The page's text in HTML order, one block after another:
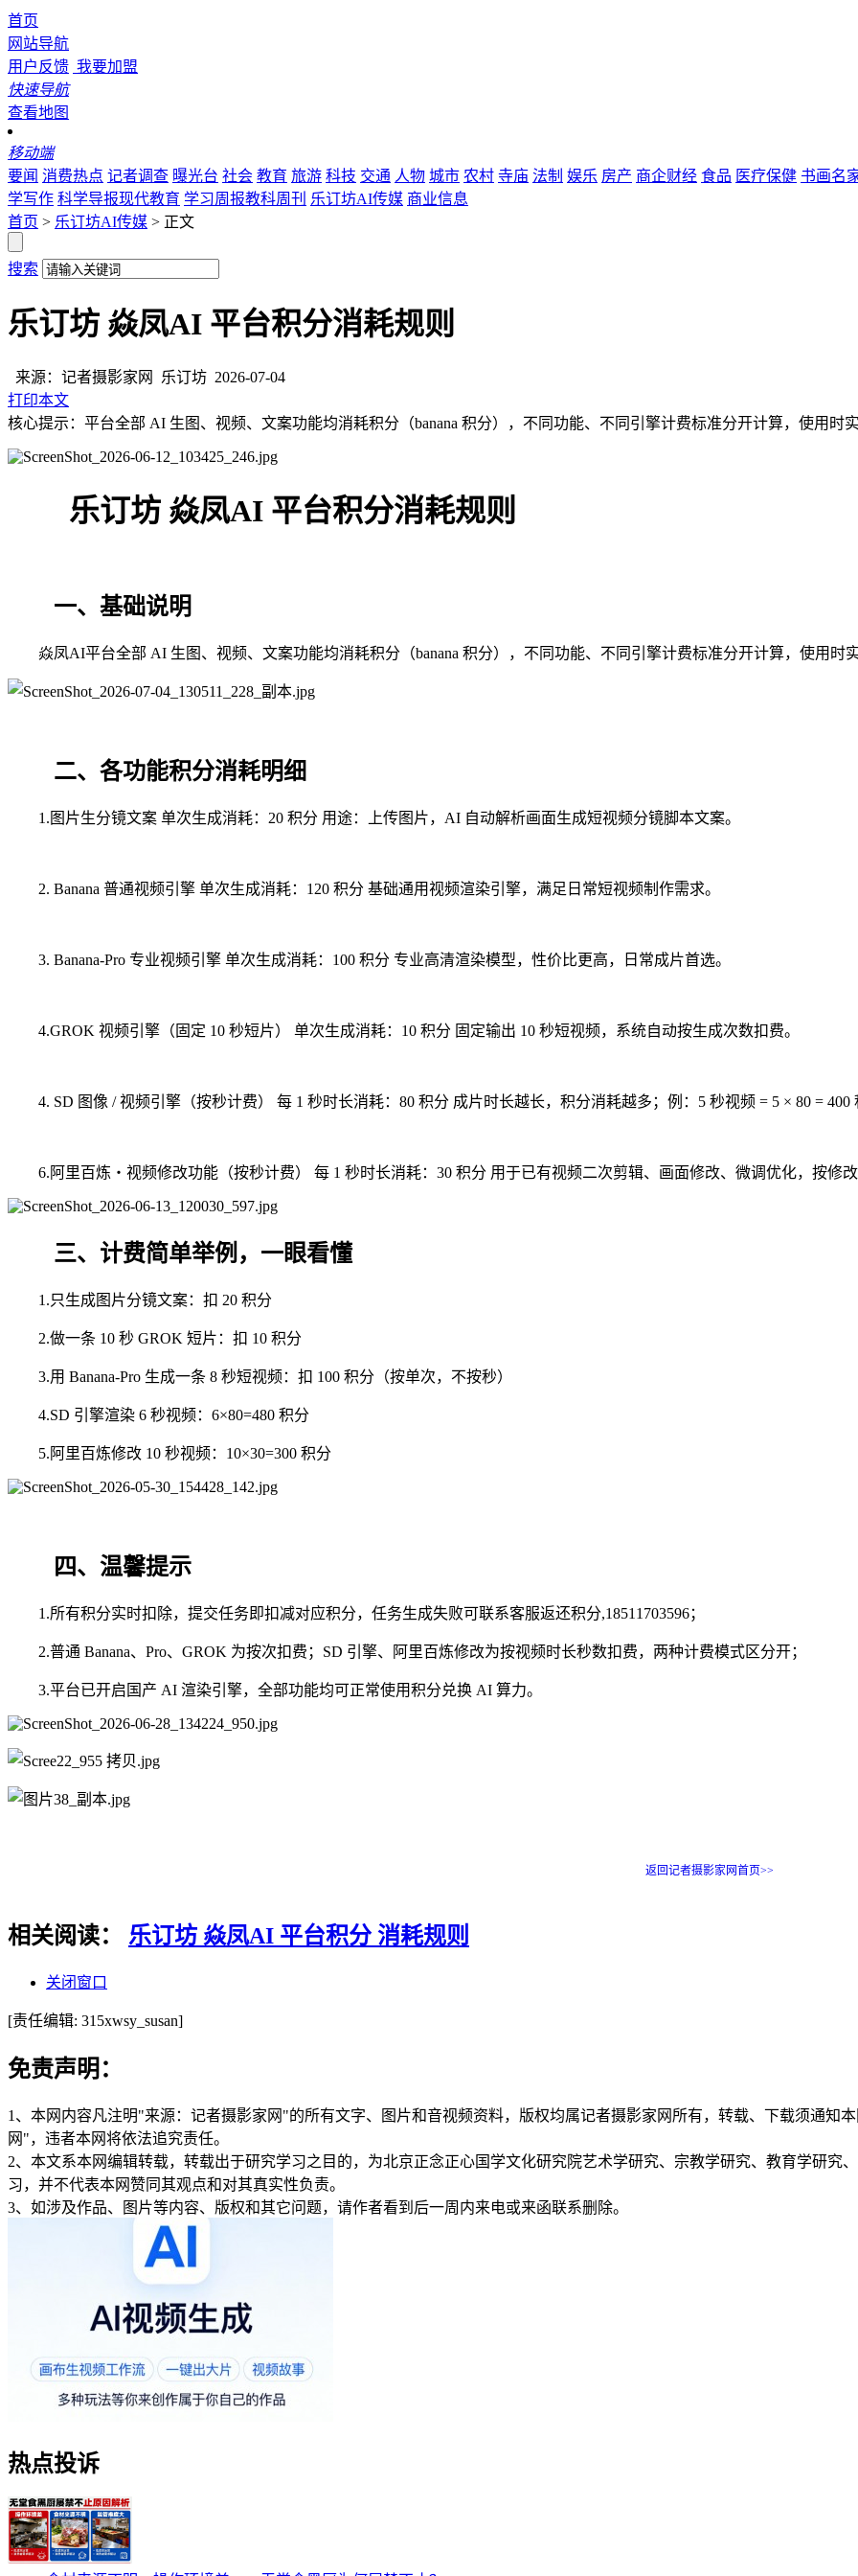
首页
网站导航
用户反馈 我要加盟
快速导航
查看地图
移动端
要闻 消费热点 记者调查 曝光台 社会 教育 旅游 科技 交通 人物 城市 农村 寺庙 法制 娱乐 房产 商企财经 食品 医疗保健 书画名
学写作 科学导报现代教育 学习周报教科周刊 乐订坊AI传媒 商业信息
首页 > 乐订坊AI传媒 > 正文
搜索
乐订坊 焱凤AI 平台积分消耗规则
来源：记者摄影家网 乐订坊 2026-07-04
打印本文
核心提示：平台全部 AI 生图、视频、文案功能均消耗积分（banana 积分），不同功能、不同引擎计费标准分开计算，使用时
乐订坊 焱凤AI 平台积分消耗规则
一、基础说明
焱凤AI平台全部 AI 生图、视频、文案功能均消耗积分（banana 积分），不同功能、不同引擎计费标准分开计算，使用时
二、各功能积分消耗明细
1.图片生分镜文案 单次生成消耗：20 积分 用途：上传图片，AI 自动解析画面生成短视频分镜脚本文案。
2. Banana 普通视频引擎 单次生成消耗：120 积分 基础通用视频渲染引擎，满足日常短视频制作需求。
3. Banana-Pro 专业视频引擎 单次生成消耗：100 积分 专业高清渲染模型，性价比更高，日常成片首选。
4.GROK 视频引擎（固定 10 秒短片） 单次生成消耗：10 积分 固定输出 10 秒短视频，系统自动按生成次数扣费。
4. SD 图像 / 视频引擎（按秒计费） 每 1 秒时长消耗：80 积分 成片时长越长，积分消耗越多；例：5 秒视频 = 5 × 80 = 400
6.阿里百炼・视频修改功能（按秒计费） 每 1 秒时长消耗：30 积分 用于已有视频二次剪辑、画面修改、微调优化，按修改
三、计费简单举例，一眼看懂
1.只生成图片分镜文案：扣 20 积分
2.做一条 10 秒 GROK 短片：扣 10 积分
3.用 Banana-Pro 生成一条 8 秒短视频：扣 100 积分（按单次，不按秒）
4.SD 引擎渲染 6 秒视频：6×80=480 积分
5.阿里百炼修改 10 秒视频：10×30=300 积分
四、温馨提示
1.所有积分实时扣除，提交任务即扣减对应积分，任务生成失败可联系客服返还积分,18511703596；
2.普通 Banana、Pro、GROK 为按次扣费；SD 引擎、阿里百炼修改为按视频时长秒数扣费，两种计费模式区分开；
3.平台已开启国产 AI 渲染引擎，全部功能均可正常使用积分兑换 AI 算力。
返回记者摄影家网首页>>
相关阅读： 乐订坊 焱凤AI 平台积分 消耗规则
关闭窗口
[责任编辑: 315xwsy_susan]
免责声明：
1、本网内容凡注明"来源：记者摄影家网"的所有文字、图片和音视频资料，版权均属记者摄影家网所有，转载、下载须通知
网"，违者本网将依法追究责任。
2、本文系本网编辑转载，转载出于研究学习之目的，为北京正念正心国学文化研究院艺术学研究、宗教学研究、教育学研究
习，并不代表本网赞同其观点和对其真实性负责。
3、如涉及作品、图片等内容、版权和其它问题，请作者看到后一周内来电或来函联系删除。
热点投诉